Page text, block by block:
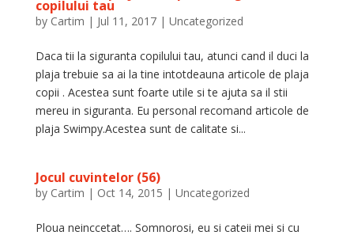
copilului tau
by Cartim | Jul 11, 2017| Uncategorized
Daca tii la siguranta copilului tau, atunci cand il duci la
plaja trebuie sa ai la tine intotdeauna articole de plaja
copii . Acestea sunt foarte utile si te ajuta sa il stii
mereu in siguranta. Eu personal recomand articole de
plaja Swimpy.Acestea sunt de calitate si...
Jocul cuvintelor (56)
by Cartim | Oct 14, 2015 | Uncategorized
Ploua neinccetat…. Somnorosi, eu si cateii mei si cu